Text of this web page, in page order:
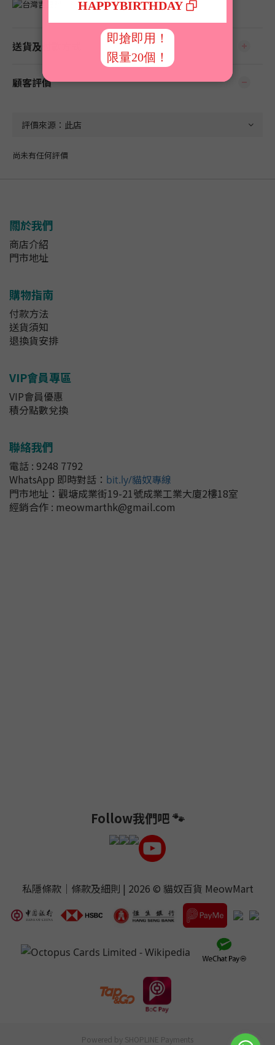
送貨及付款方式
顧客評價
尚未有任何評價
關於我們
商店介紹
門市地址
購物指南
付款方法
送貨須知
退換貨安排
VIP會員專區
VIP會員優惠
積分點數兌換
聯絡我們
電話 : 9248 7792
WhatsApp 即時對話 ： bit.ly/貓奴專線
門市地址： 觀塘成業街19-21號成業工業大廈2樓18室
經銷合作 : meowmarthk@gmail.com
Follow我們吧 🐾
私隱條款｜ 條款及細則 | 2026 © 貓奴百貨 MeowMart
Powered by SHOPLINE Payments